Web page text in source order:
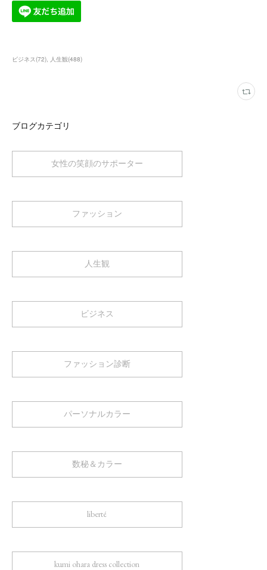
ビジネス(72) 人生観(488)
ブログカテゴリ
女性の笑顔のサポーター
ファッション
人生観
ビジネス
ファッション診断
パーソナルカラー
数秘＆カラー
liberté
kumi ohara dress collection